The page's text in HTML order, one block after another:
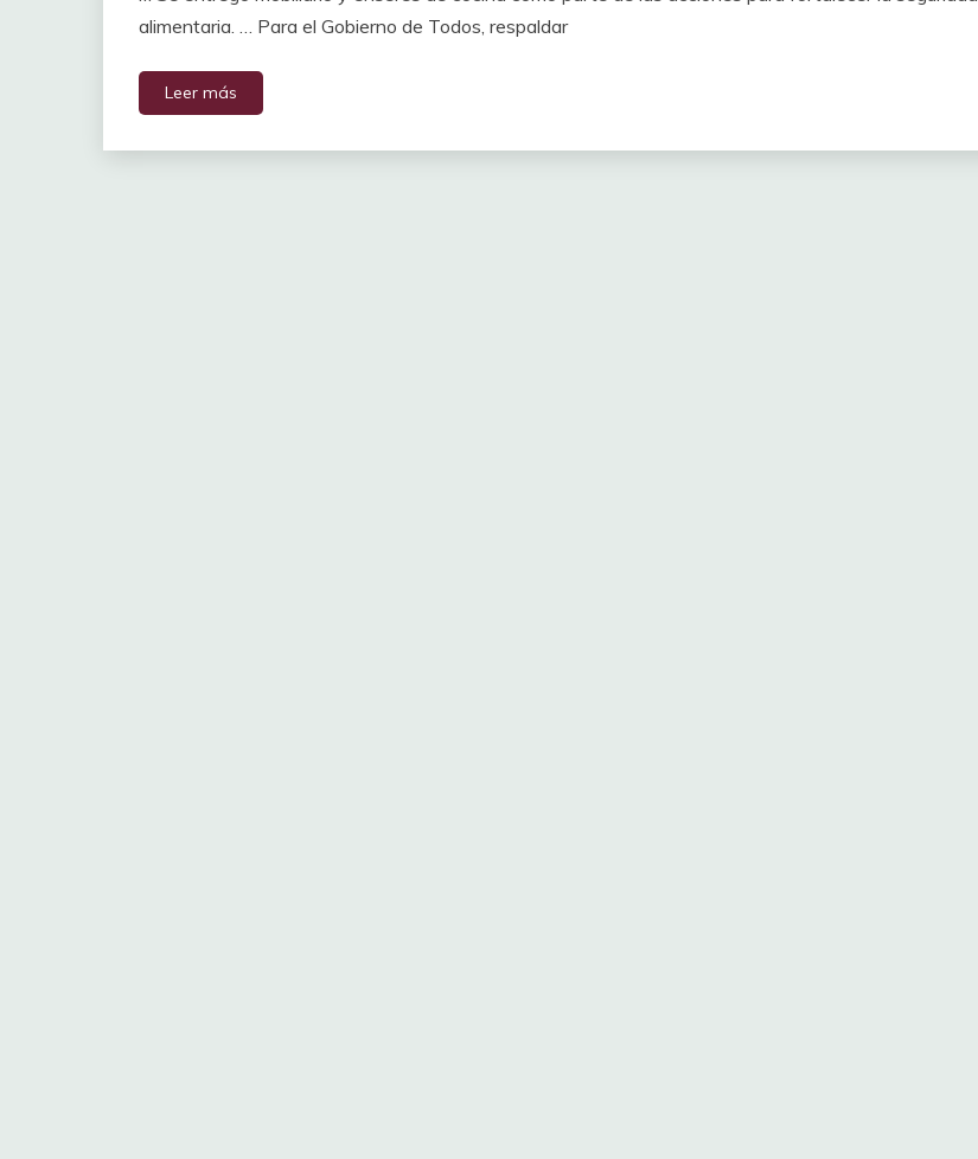
alimentaria. … Para el Gobierno de Todos, respaldar
Leer más